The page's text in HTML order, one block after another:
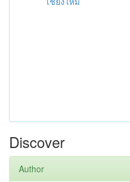
Discover
Author